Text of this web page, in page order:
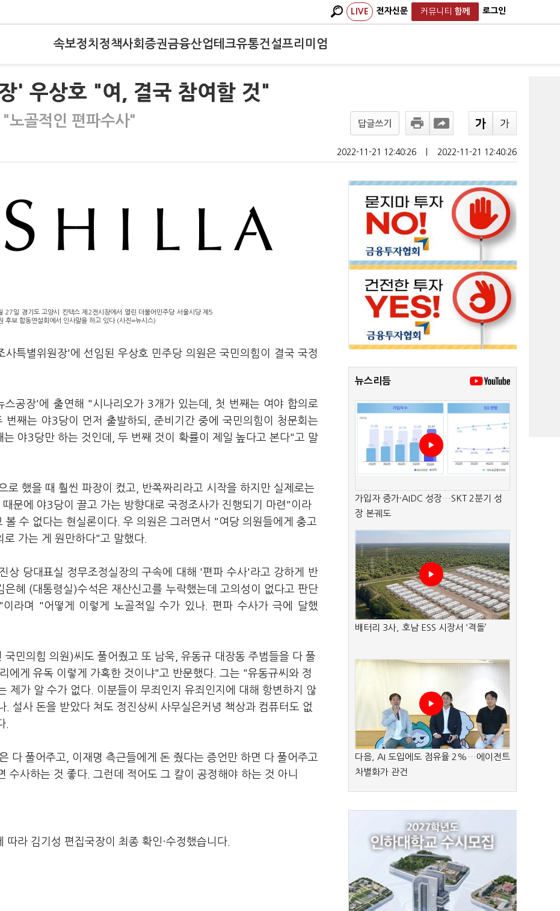
LIVE 전자신문 커뮤니티 함께 로그인
속보정치 정책사회 증권금융산업테크유통건설프리미엄
' 우상호 "여, 결국 참여할 것"
노골적인 편파수사" 답글쓰기
2022-11-21 12:40:26 2022-11-21 12:40:26
27일 경기도 고양시 킨텍스 제2전시장에서 열린 더불어민주당 서울시당 제5
후보 합동연설회에서 인사말을 하고 있다 (사진=뉴시스)
특별위원장'에 선임된 우상호 민주당 의원은 국민의힘이 결국 국정
공장'에 출연해 "시나리오가 3개가 있는데, 첫 번째는 여야 합의로
째는 야3당이 먼저 출발하되, 준비기간 중에 국민의힘이 청문회는
야3당만 하는 것인데, 두 번째 것이 확률이 제일 높다고 본다"고 말
로 했을 때 훨씬 파장이 컸고, 반쪽짜리라고 시작을 하지만 실제로는
문에 야3당이 끌고 가는 방향대로 국정조사가 진행되기 마련"이라
수 없다는 현실론이다. 우 의원은 그러면서 "여당 의원들에게 충고
가는 게 원만하다"고 말했다.
상 당대표실 정무조정실장의 구속에 대해 '편파 수사'라고 강하게 반
혜 (대통령실)수석은 재산신고를 누락했는데 고의성이 없다고 판단
라며 "어떻게 이렇게 노골적일 수가 있나. 편파 수사가 극에 달했
민의힘 의원)씨도 풀어줬고 또 남욱, 유동규 대장동 주범들을 다 풀
에게 유독 이렇게 가혹한 것이냐"고 반문했다. 그는 "유동규씨와 정
제가 알 수가 없다. 이분들이 무죄인지 유죄인지에 대해 항변하지 않
설사 돈을 받았다 쳐도 정진상씨 사무실은커녕 책상과 컴퓨터도 없
.
다 풀어주고, 이재명 측근들에게 돈 줬다는 증언만 하면 다 풀어주고
수사하는 것 좋다. 그런데 적어도 그 칼이 공정해야 하는 것 아니
라 김기성 편집국장이 최종 확인·수정했습니다.
뉴스리듬
가입자 증가·AIDC 성장…SKT 2분기 성
장 본궤도
배터리 3사, 호남 ESS 시장서 ‘격돌’
다음, AI 도입에도 점유율 2%…에이전트
차별화가 관건